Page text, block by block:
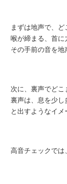
まずは地声で、ど
喉が締まる、首に
その手前の音を地
次に、裏声でどこ
裏声は、息を少し
と出すようなイメ
高音チェックでは